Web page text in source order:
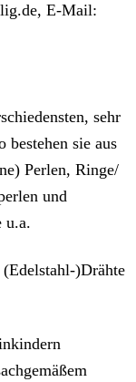
E-Mail:
sehr
bestehen sie aus
Perlen, Ringe/
und
u.a.
)Drähte